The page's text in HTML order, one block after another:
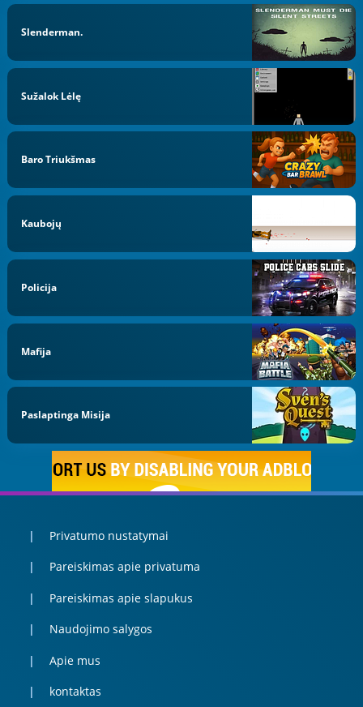
Slenderman.
Sužalok Lėlę
Baro Triukšmas
Kaubojų
Policija
Mafija
Paslaptinga Misija
Privatumo nustatymai
Pareiskimas apie privatuma
Pareiskimas apie slapukus
Naudojimo salygos
Apie mus
kontaktas